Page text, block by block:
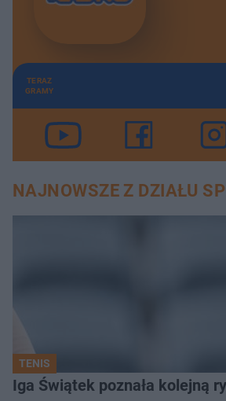
TERAZ
GRAMY
NAJNOWSZE Z DZIAŁU
TENIS
Iga Świątek poznała kolejną